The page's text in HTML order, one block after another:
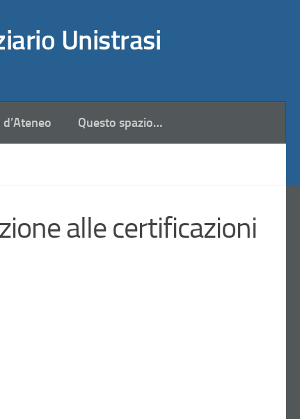
Unistrasi
Questo spazio…
alle certificazioni